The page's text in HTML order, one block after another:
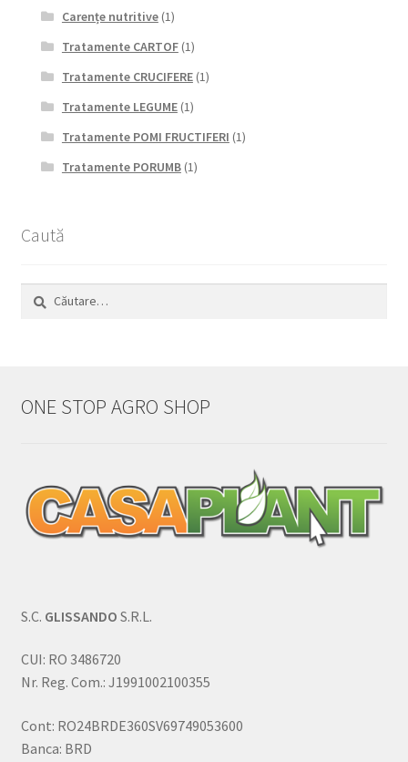
Carențe nutritive(1)
Tratamente CARTOF(1)
Tratamente CRUCIFERE(1)
Tratamente LEGUME(1)
Tratamente POMI FRUCTIFERI (1)
Tratamente PORUMB(1)
Caută
Caută
ONE STOP AGRO SHOP
S.C. GLISSANDO S.R.L.
CUI: RO 3486720
Nr. Reg. Com.: J1991002100355
Cont: RO24BRDE360SV69749053600
Banca: BRD